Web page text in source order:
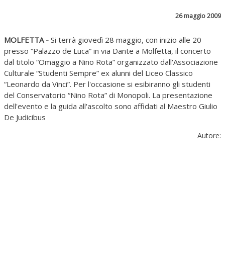
26 maggio 2009
MOLFETTA - Si terrà giovedì 28 maggio, con inizio alle 20
presso “Palazzo de Luca” in via Dante a Molfetta, il concerto
dal titolo “Omaggio a Nino Rota” organizzato dall'Associazione
Culturale “Studenti Sempre” ex alunni del Liceo Classico
“Leonardo da Vinci”. Per l'occasione si esibiranno gli studenti
del Conservatorio “Nino Rota” di Monopoli. La presentazione
dell'evento e la guida all'ascolto sono affidati al Maestro Giulio
De Judicibus
Autore: